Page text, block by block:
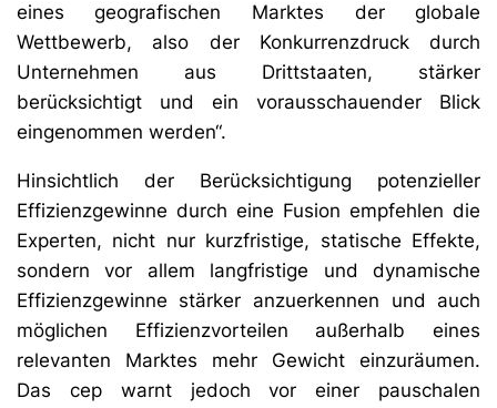
eines geografischen Marktes der globale
Wettbewerb, also der Konkurrenzdruck durch
Unternehmen aus Drittstaaten, stärker
berücksichtigt und ein vorausschauender Blick
eingenommen werden“.
Hinsichtlich der Berücksichtigung potenzieller
Effizienzgewinne durch eine Fusion empfehlen die
Experten, nicht nur kurzfristige, statische Effekte,
sondern vor allem langfristige und dynamische
Effizienzgewinne stärker anzuerkennen und auch
möglichen Effizienzvorteilen außerhalb eines
relevanten Marktes mehr Gewicht einzuräumen.
Das cep warnt jedoch vor einer pauschalen